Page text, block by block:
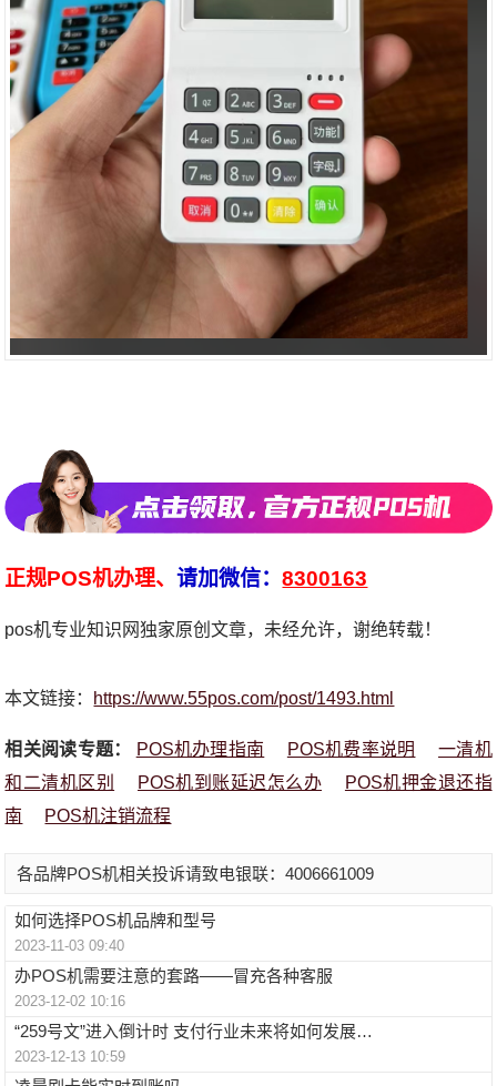
正规POS机办理、请加微信：8300163
pos机专业知识网独家原创文章，未经允许，谢绝转载！
本文链接： https://www.55pos.com/post/1493.html
相关阅读专题： POS机办理指南 POS机费率说明
一清机
和二清机区别
POS机到账延迟怎么办
POS机押金退还指
南
POS机注销流程
各品牌POS机相关投诉请致电银联：4006661009
如何选择POS机品牌和型号
2023-11-03 09:40
办POS机需要注意的套路——冒充各种客服
2023-12-02 10:16
“259号文”进入倒计时 支付行业未来将如何发展…
2023-12-13 10:59